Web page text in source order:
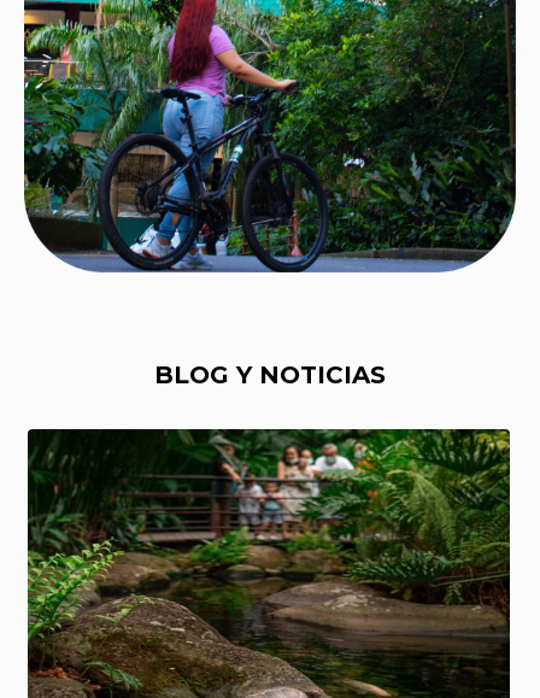
BLOG Y NOTICIAS